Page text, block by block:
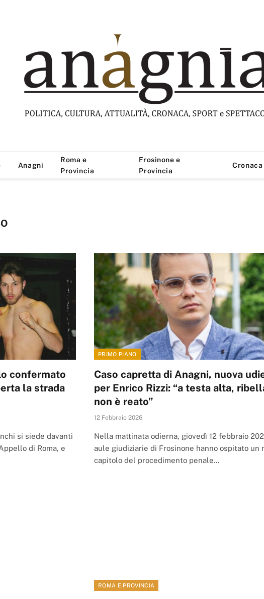
Anagni
Roma e
Provincia
Frosinone e
Provincia
Cronaca
confermato
la strada
si siede davanti
di Roma, e
PRIMO PIANO
Caso capretta di Anagni, nuova
per Enrico Rizzi: “a testa alta,
non è reato”
12 Febbraio 2026
Nella mattinata odierna, giovedì 12 febbraio
aule giudiziarie di Frosinone hanno ospitato un
capitolo del procedimento penale…
ROMA E PROVINCIA